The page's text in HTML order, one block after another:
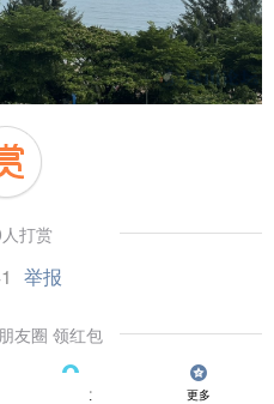
打赏
举报
友圈 领红包
QQ好友 更多